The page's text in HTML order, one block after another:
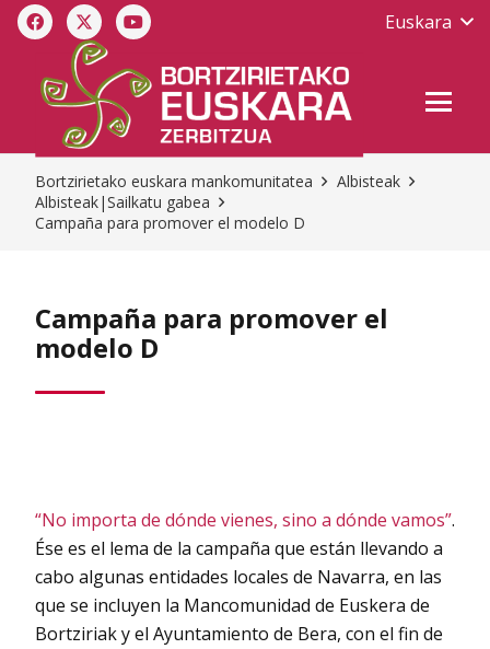
Euskara
Bortzirietako euskara mankomunitatea
Albisteak
Albisteak|Sailkatu gabea
Campaña para promover el modelo D
Campaña para promover el
modelo D
“No importa de dónde vienes, sino a dónde vamos”.
Ése es el lema de la campaña que están llevando a
cabo algunas entidades locales de Navarra, en las
que se incluyen la Mancomunidad de Euskera de
Bortziriak y el Ayuntamiento de Bera, con el fin de